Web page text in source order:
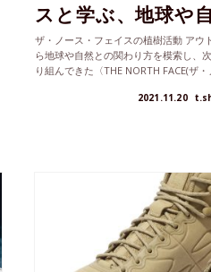
スと学ぶ、地球や
ザ・ノース・フェイスの植樹活動 アウ
ら地球や自然との関わり方を模索し、
り組んできた〈THE NORTH FACE(ザ
2021.11.20